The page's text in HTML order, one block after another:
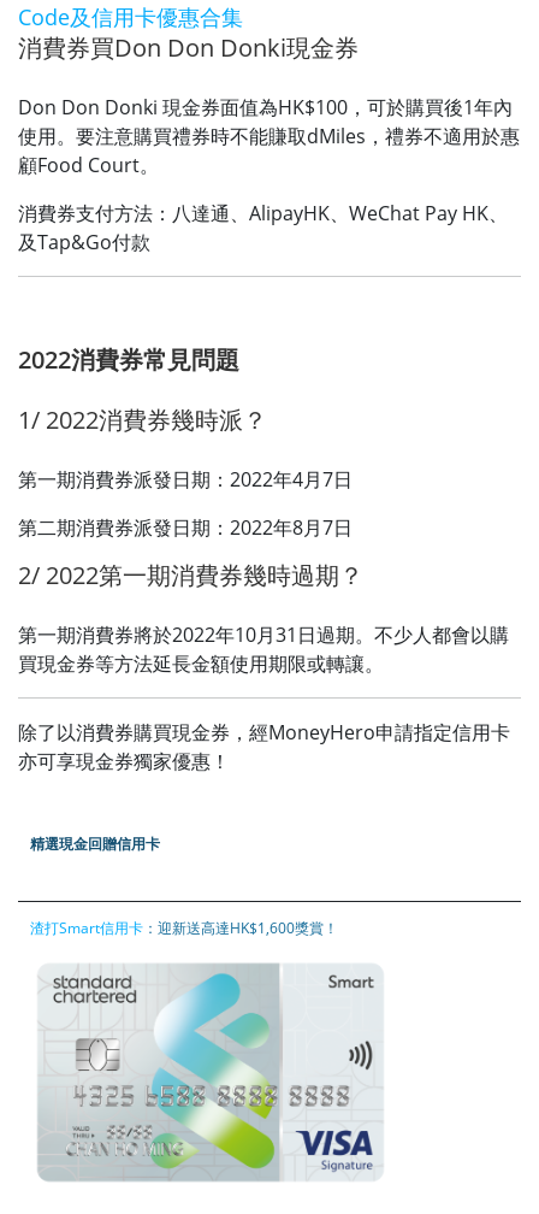
Code及信用卡優惠合集
消費券買Don Don Donki現金券
Don Don Donki 現金券面值為HK$100，可於購買後1年內
使用。要注意購買禮券時不能賺取dMiles，禮券不適用於惠
顧Food Court。
消費券支付方法：八達通、AlipayHK、WeChat Pay HK、
及Tap&Go付款
2022消費券常見問題
1/ 2022消費券幾時派？
第一期消費券派發日期：2022年4月7日
第二期消費券派發日期：2022年8月7日
2/ 2022第一期消費券幾時過期？
第一期消費券將於2022年10月31日過期。不少人都會以購
買現金券等方法延長金額使用期限或轉讓。
除了以消費券購買現金券，經MoneyHero申請指定信用卡
亦可享現金券獨家優惠！
精選現金回贈信用卡
渣打Smart信用卡 ：迎新送高達HK$1,600獎賞！